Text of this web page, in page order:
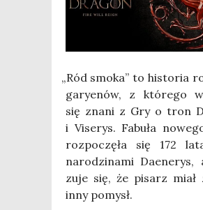
„Ród smo­ka” to histo­ria
ga­ry­enów, z któ­re­go
się zna­ni z Gry o tron
i Vise­rys. Fabu­ła
roz­po­czę­ła się 172
naro­dzi­na­mi
zu­je się, że pisarz miał
inny pomysł.